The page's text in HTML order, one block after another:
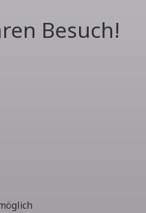
Besuch!